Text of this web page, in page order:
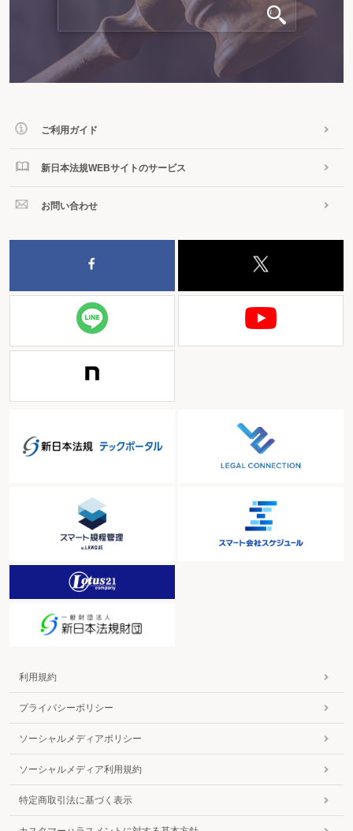
ご利用ガイド
新日本法規WEBサイトのサービス
お問い合わせ
利用規約
プライバシーポリシー
ソーシャルメディアポリシー
ソーシャルメディア利用規約
特定商取引法に基づく表示